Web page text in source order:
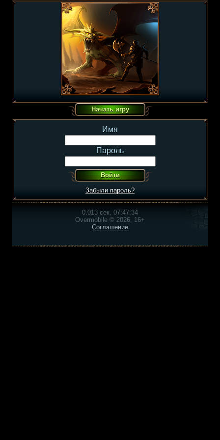
Имя
Пароль
Забыли пароль?
0.013 сек, 07:47:34
Overmobile © 2026, 16+
Соглашение